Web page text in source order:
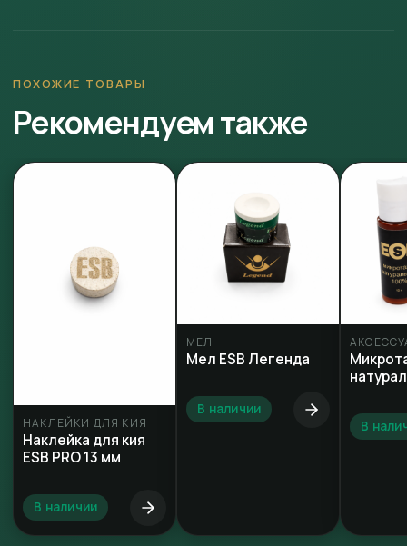
ПОХОЖИЕ ТОВАРЫ
Рекомендуем также
НАКЛЕЙКИ ДЛЯ КИЯ
Наклейка для кия
ESB PRO 13 мм
В наличии
МЕЛ
Мел ESB Легенда
В наличии
В